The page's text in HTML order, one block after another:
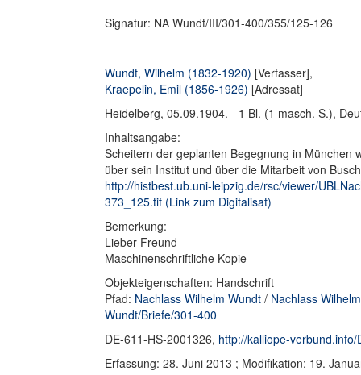
Signatur: NA Wundt/III/301-400/355/125-126
Wundt, Wilhelm (1832-1920) [Verfasser],
Kraepelin, Emil (1856-1926) [Adressat]
Heidelberg, 05.09.1904. - 1 Bl. (1 masch. S.),
Inhaltsangabe:
Scheitern der geplanten Begegnung in
über sein Institut und über die Mitarbeit von
http://histbest.ub.uni-leipzig.de/rsc/viewer/
373_125.tif (Link zum Digitalisat)
Bemerkung:
Lieber Freund
Maschinenschriftliche Kopie
Objekteigenschaften: Handschrift
Pfad: Nachlass Wilhelm Wundt / Nachlass
Wundt/Briefe/301-400
DE-611-HS-2001326, http://kalliope-
Erfassung: 28. Juni 2013 ; Modifikation: 19.